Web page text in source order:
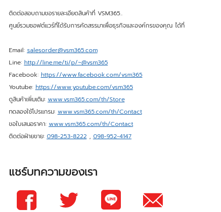
ติดต่อสอบถามขอรายละเอียดสินค้าที่ VSM365..
ศูนย์รวมซอฟต์แวร์ที่ได้รับการคัดสรรมาเพื่อธุรกิจและองค์กรของคุณ ได้ที่
Email: salesorder@vsm365.com
Line: http://line.me/ti/p/~@vsm365
Facebook: https://www.facebook.com/vsm365
Youtube: https://www.youtube.com/vsm365
ดูสินค้าเพิ่มเติม: www.vsm365.com/th/Store
ทดลองใช้โปรแกรม: www.vsm365.com/th/Contact
ขอใบเสนอราคา: www.vsm365.com/th/Contact
ติดต่อฝ่ายขาย: 098-253-8222, 098-952-4147
แชร์บทความของเรา